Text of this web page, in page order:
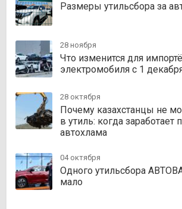
Размеры утильсбора за
28 ноября
Что изменится для
электромобиля с 1
28 октября
Почему казахстанцы не
в утиль: когда заработает
автохлама
04 октября
Одного утильсбора
мало